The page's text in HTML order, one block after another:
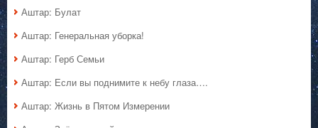
Аштар: Булат
Аштар: Генеральная уборка!
Аштар: Герб Семьи
Аштар: Если вы поднимите к небу глаза….
Аштар: Жизнь в Пятом Измерении